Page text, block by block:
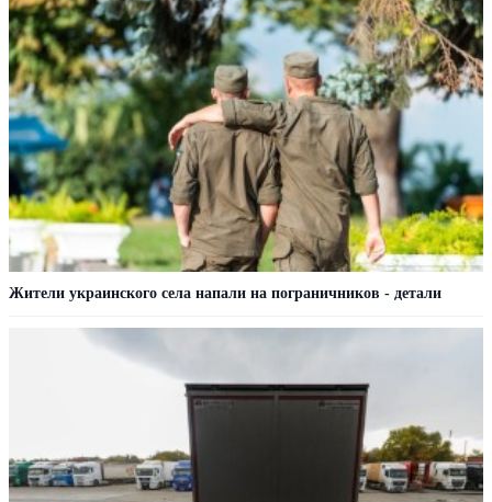
Жители украинского села напали на пограничников - детали